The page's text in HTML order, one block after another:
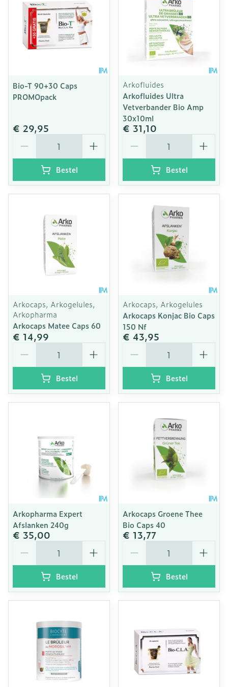
Bio-T 90+30 Caps
PROMOpack
€ 29,95
Bestel
Arkofluides
Arkofluides Ultra
Vetverbander Bio Amp
30x10ml
€ 31,10
Bestel
Arkocaps, Arkogelules,
Arkopharma
Arkocaps Matee Caps 60
€ 14,99
Bestel
Arkocaps, Arkogelules
Arkocaps Konjac Bio Caps
150 Nf
€ 43,95
Bestel
Arkopharma Expert
Afslanken 240g
€ 35,00
Bestel
Arkocaps Groene Thee
Bio Caps 40
€ 13,77
Bestel